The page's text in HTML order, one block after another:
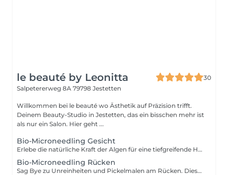
le beauté by Leonitta
30
Salpetererweg 8A 79798 Jestetten
Willkommen bei le beauté wo Ästhetik auf Präzision trifft.
Deinem Beauty-Studio in Jestetten, das ein bisschen mehr ist
als nur ein Salon. Hier geht ...
Bio-Microneedling Gesicht
Erlebe die natürliche Kraft der Algen für eine tiefgreifende Hauterneuerung. Beim Bio Microneedling werden mikroskopisch kleine Nadeln des Süßwasserschwamms Spongilla Fragilis sanft in die Haut eingearbeitet. Dabei werden Millionen Mikrokanäle gebildet, die: Das Ergebnis: strahlende, glatte & gesunde Haut 100 % vegan. Besonders geeignet bei: - Pigmentflecken und Hyperpigmentierung - Aknenarben oder Pickelmalen - Anti Aging und Feuchtigkeitsmangel - vorzeitiger Hautalterung, Linien und Falten - müdem, fahlem Hautbild Wichtige Hinweise für optimale Ergebnisse: Da die Haut nach dem Bio Microneedling bis zu 24 Stunden leicht gerötet sein kann, sollte kein besonderer Anlass direkt im Anschluss geplant werden. Vor der Behandlung: 3-4 Wochen keine Säuren oder Retinol verwenden. Nach der Behandlung: täglich Sonnenschutz, keine Peelings bis zur Regeneration.
Bio-Microneedling Rücken
Sag Bye zu Unreinheiten und Pickelmalen am Rücken. Diese Behandlung regeneriert die Haut tiefenwirksam, klärt verstopfte Poren und reduziert Narben perfekt für alle, die endlich wieder rückenfreie Outfits mit Selbstbewusstsein tragen wollen. Sichtbar reinere, glattere & feinere Haut schon nach wenigen Behandlungen. Besonders geeignet bei: - Pigmentflecken und Hyperpigmentierung - Aknenarben oder Pickelmalen Wichtige Hinweise für optimale Ergebnisse: Vor der Behandlung: 3-4 Wochen keine Säuren oder Retinol verwenden. Nach der Behandlung: täglich Sonnenschutz, keine Peelings bis zur Regeneration.